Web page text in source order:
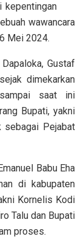
kepentingan
wawancara
Mei 2024.
Gustaf
dimekarkan
saat ini
Bupati, yakni
sebagai Pejabat
Babu Eha
di kabupaten
Kornelis Kodi
Talu dan Bupati
proses.